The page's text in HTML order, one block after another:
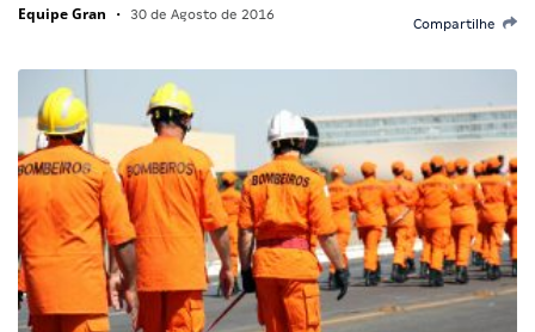
Equipe Gran • 30 de Agosto de 2016
Compartilhe